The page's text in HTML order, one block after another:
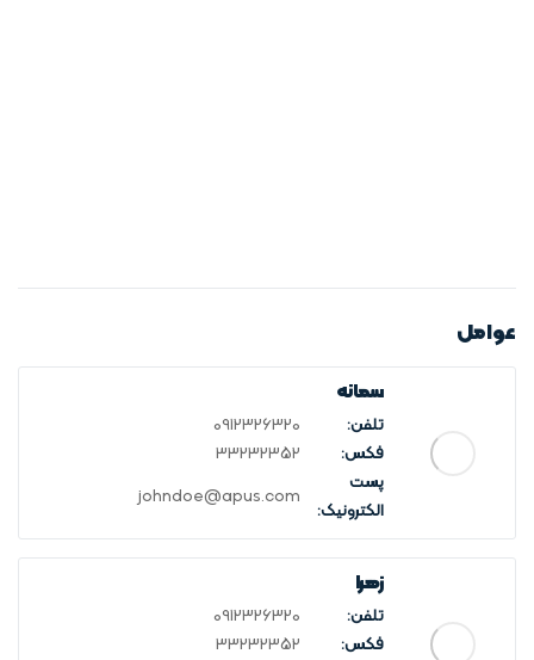
عوامل
سمانه
تلفن:
0912326320
فکس:
33232352
پست
الکترونیک:
johndoe@apus.com
زهرا
تلفن:
0912326320
فکس:
33232352